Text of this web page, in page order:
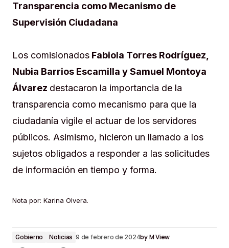
Transparencia como Mecanismo de
Supervisión Ciudadana
Los comisionados Fabiola Torres Rodríguez,
Nubia Barrios Escamilla y Samuel Montoya
Álvarez destacaron la importancia de la
transparencia como mecanismo para que la
ciudadanía vigile el actuar de los servidores
públicos. Asimismo, hicieron un llamado a los
sujetos obligados a responder a las solicitudes
de información en tiempo y forma.
Nota por: Karina Olvera.
Gobierno Noticias 9 de febrero de 2024byM View